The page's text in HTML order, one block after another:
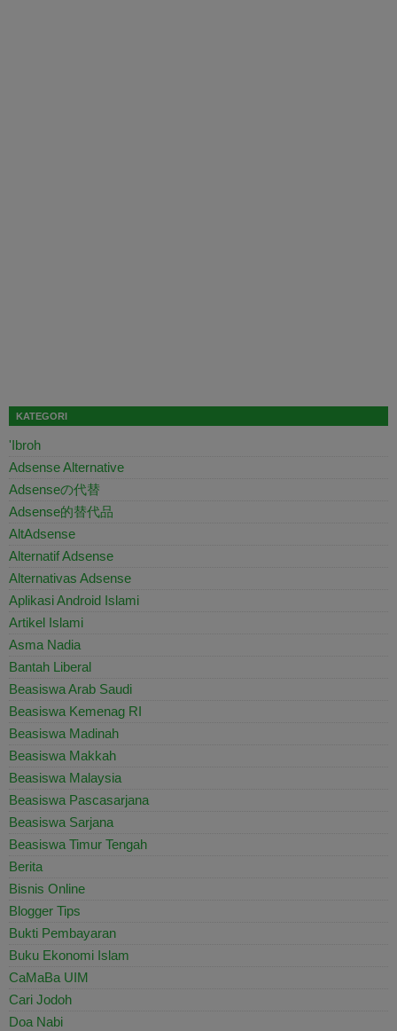
KATEGORI
'Ibroh
Adsense Alternative
Adsenseの代替
Adsense的替代品
AltAdsense
Alternatif Adsense
Alternativas Adsense
Aplikasi Android Islami
Artikel Islami
Asma Nadia
Bantah Liberal
Beasiswa Arab Saudi
Beasiswa Kemenag RI
Beasiswa Madinah
Beasiswa Makkah
Beasiswa Malaysia
Beasiswa Pascasarjana
Beasiswa Sarjana
Beasiswa Timur Tengah
Berita
Bisnis Online
Blogger Tips
Bukti Pembayaran
Buku Ekonomi Islam
CaMaBa UIM
Cari Jodoh
Doa Nabi